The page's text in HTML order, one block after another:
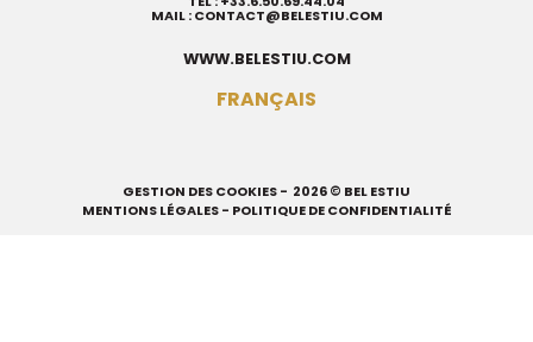
MAIL :CONTACT@BELESTIU.COM
WWW.BELESTIU.COM
FRANÇAIS
GESTION DES COOKIES- 2026 © BEL ESTIU
MENTIONS LÉGALES- POLITIQUE DE CONFIDENTIALITÉ